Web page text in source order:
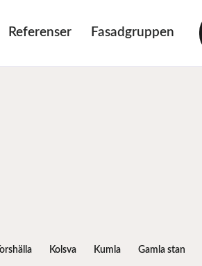
Referenser Fasadgruppen
Kolsva Kumla Gamla stan